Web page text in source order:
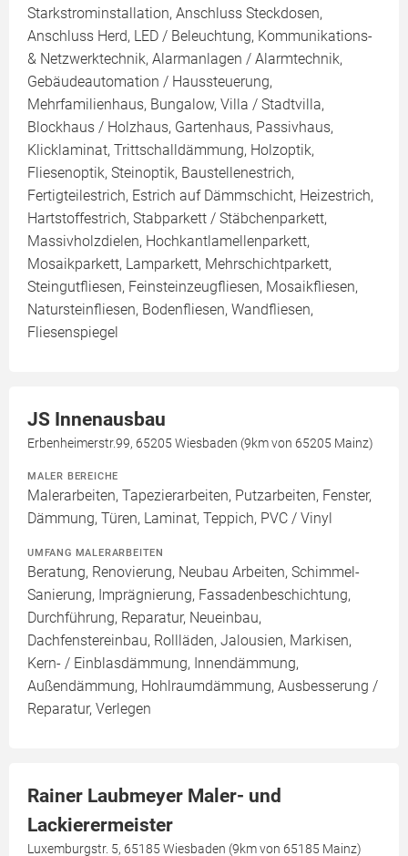
Starkstrominstallation, Anschluss Steckdosen,
Anschluss Herd, LED / Beleuchtung, Kommunikations-
& Netzwerktechnik, Alarmanlagen / Alarmtechnik,
Gebäudeautomation / Haussteuerung,
Mehrfamilienhaus, Bungalow, Villa / Stadtvilla,
Blockhaus / Holzhaus, Gartenhaus, Passivhaus,
Klicklaminat, Trittschalldämmung, Holzoptik,
Fliesenoptik, Steinoptik, Baustellenestrich,
Fertigteilestrich, Estrich auf Dämmschicht, Heizestrich,
Hartstoffestrich, Stabparkett / Stäbchenparkett,
Massivholzdielen, Hochkantlamellenparkett,
Mosaikparkett, Lamparkett, Mehrschichtparkett,
Steingutfliesen, Feinsteinzeugfliesen, Mosaikfliesen,
Natursteinfliesen, Bodenfliesen, Wandfliesen,
Fliesenspiegel
JS Innenausbau
Erbenheimerstr.99, 65205 Wiesbaden (9km von 65205 Mainz)
MALER BEREICHE
Malerarbeiten, Tapezierarbeiten, Putzarbeiten, Fenster,
Dämmung, Türen, Laminat, Teppich, PVC / Vinyl
UMFANG MALERARBEITEN
Beratung, Renovierung, Neubau Arbeiten, Schimmel-
Sanierung, Imprägnierung, Fassadenbeschichtung,
Durchführung, Reparatur, Neueinbau,
Dachfenstereinbau, Rollläden, Jalousien, Markisen,
Kern- / Einblasdämmung, Innendämmung,
Außendämmung, Hohlraumdämmung, Ausbesserung /
Reparatur, Verlegen
Rainer Laubmeyer Maler- und
Lackierermeister
Luxemburgstr. 5, 65185 Wiesbaden (9km von 65185 Mainz)